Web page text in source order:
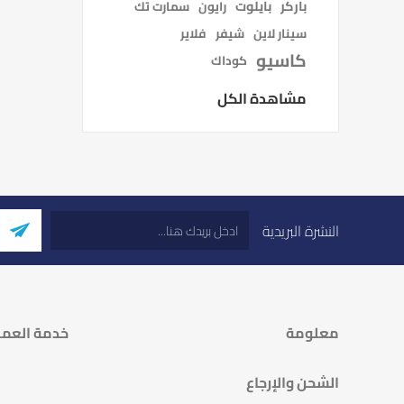
باركر بايلوت رايون سمارت تك
سينار لاين شيفر فلاير
كاسيو كوداك
مشاهدة الكل
النشرة البريدية
معلومة
الشحن والإرجاع
خدمة